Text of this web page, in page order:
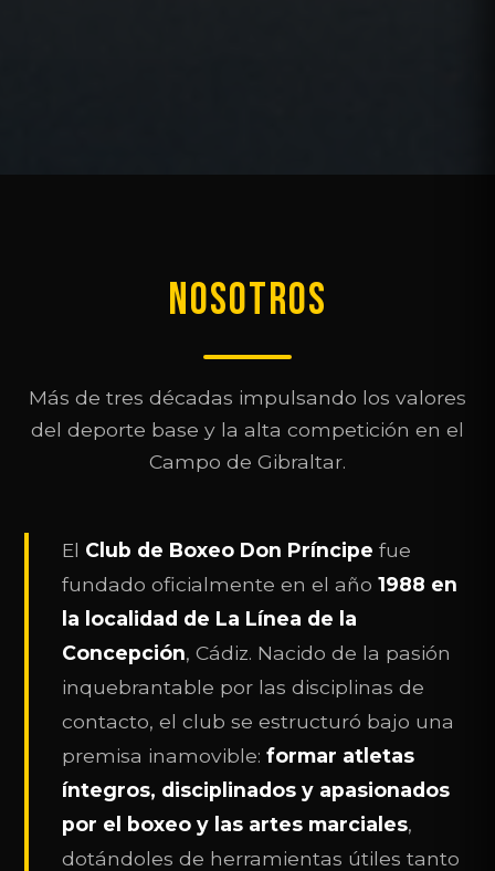
NOSOTROS
Más de tres décadas impulsando los valores
del deporte base y la alta competición en el
Campo de Gibraltar.
El Club de Boxeo Don Príncipe fue
fundado oficialmente en el año1988 en
la localidad de La Línea de la
Concepción, Cádiz. Nacido de la pasión
inquebrantable por las disciplinas de
contacto, el club se estructuró bajo una
premisa inamovible:formar atletas
íntegros, disciplinados y apasionados
por el boxeo y las artes marciales,
dotándoles de herramientas útiles tanto